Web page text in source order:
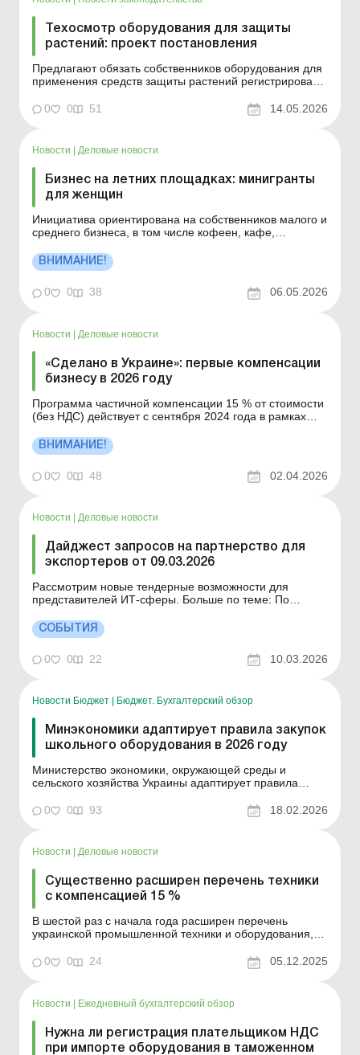
Техосмотр оборудования для защиты
растений: проект постановления
Предлагают обязать собственников оборудования для
применения средств защиты растений регистрировать
технического осмотра. Больше по теме:
Документальное оформление списания удобрений и
и судебная практика П...
0 0 51 14.05.2026
Новости Деловые новости
Бизнес на летних площадках: минигранты
для женщин
Инициатива ориентирована на собственников малого и
среднего бизнеса, в том числе кофеен, кафе,
пространств. Дедлайн подачи заявок – 18 мая 2026
года. Больше по теме: Учет и налогообложение
финансовой и гуманитарной помощи, грантов
Благотворительн...
ВНИМАНИЕ!
0 0 38 06.05.2026
Новости | Деловые новости
«Сделано в Украине»: первые компенсации
бизнесу в 2026 году
Программа частичной компенсации 15 % от стоимости
(без НДС) действует с сентября 2024 года в рамках
распространяется на оборудование, произведенное в
Украине со степенью локализации не менее 40 %,
которое входит в утвержденный перечень Ми...
ВНИМАНИЕ!
0 0 48 02.04.2026
Новости | Деловые новости
Дайджест запросов на партнерство для
экспортеров от 09.03.2026
Рассмотрим новые тендерные возможности для
представителей ИТ-сферы. Больше по теме: По
трудоустроить работников: как это отразить в
налоговом расчете по НДФЛ и ЕСВ? Бюджетные
гранты: как применять разницы по налогу на прибыль
Дайджест содержит интересные тенд...
СОБЫТИЯ
0 0 22 10.03.2026
Новости Бюджет Бюджет. Бухгалтерский обзор
Минэкономики адаптирует правила закупок
школьного оборудования в 2026 году
Министерство экономики, окружающей среды и
сельского хозяйства Украины адаптирует правила
в связи с обновлением условий предоставления
субвенции на программу «Новая украинская школа» в
утвер...
0 0 93 18.02.2026
Новости Деловые новости
Существенно расширен перечень техники
с компенсацией 15 %
В шестой раз с начала года расширен перечень
украинской промышленной техники и оборудования,
покупателям государство. Больше по теме: Как
средства государственной поддержки влияют на долю
политику сельхо...
0 0 24 05.12.2025
Новости | Ежедневный бухгалтерский обзор
Нужна ли регистрация плательщиком НДС
при импорте оборудования в таможенном